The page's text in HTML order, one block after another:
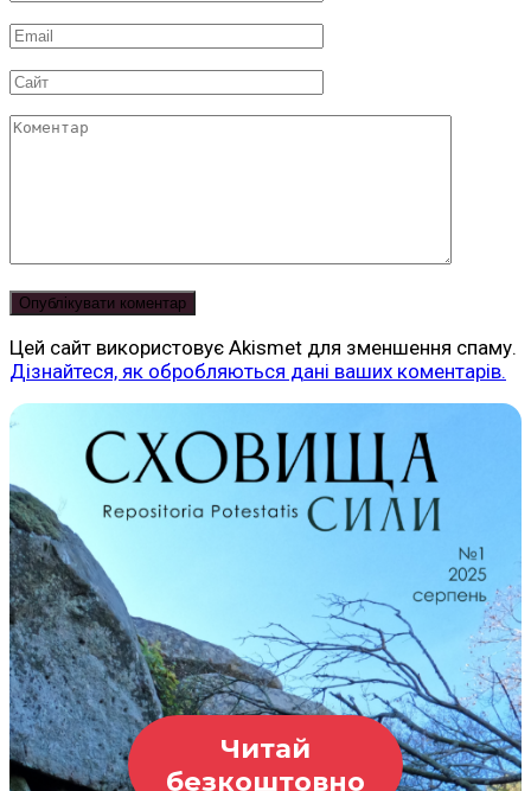
Email
Сайт
Коментар
Цей сайт використовує Akismet для зменшення спаму.
Дізнайтеся, як обробляються дані ваших коментарів.
Читай
безкоштовно